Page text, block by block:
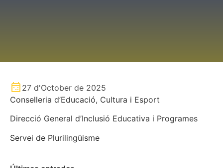
27 d'October de 2025
Conselleria d’Educació, Cultura i Esport
Direcció General d’Inclusió Educativa i Programes
Servei de Plurilingüisme